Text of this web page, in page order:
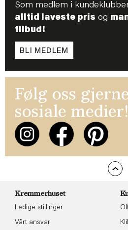
Som medlem i
alltid laveste pris og
tilbud!
BLI MEDLEM
Følg oss
sosiale medier!
Kremmerhuset
Ledige stillinger
Vårt ansvar